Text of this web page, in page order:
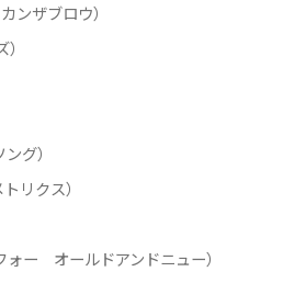
ンザブロウ）
グ）
リクス）
ォー オールドアンドニュー）